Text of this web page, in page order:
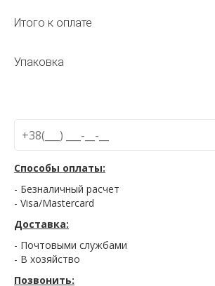
Итого к оплате
Упаковка
Способы оплаты:
- Безналичный расчет
- Visa/Mastercard
Доставка:
- Почтовыми службами
- В хозяйство
Позвонить: